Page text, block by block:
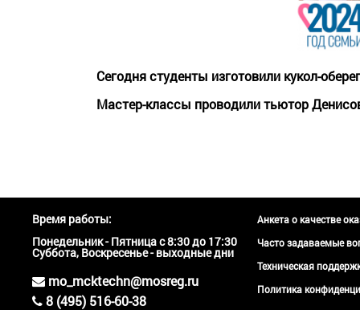
Сегодня студенты изготовили кукол-
Мастер-классы проводили тьютор
Время работы:
Понедельник - Пятница с 8:30 до 17:30
Суббота, Воскресенье - выходные дни
mo_mcktechn@mosreg.ru
8 (495) 516-60-38
Анкета о качестве
Часто задаваемые
Техническая
Политика